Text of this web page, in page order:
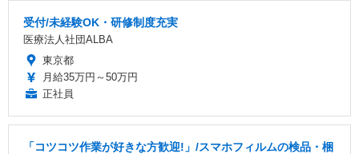
受付/未経験OK・研修制度充実
医療法人社団ALBA
東京都
月給35万円～50万円
正社員
「コツコツ作業が好きな方歓迎!」/スマホフィルムの検品・梱